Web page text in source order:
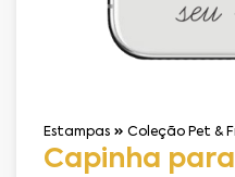
Estampas Coleção Pet &
Capinha